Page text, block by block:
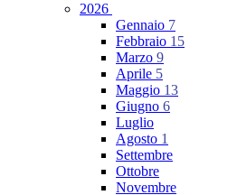
2026
Gennaio 7
Febbraio 15
Marzo 9
Aprile 5
Maggio 13
Giugno 6
Luglio
Agosto 1
Settembre
Ottobre
Novembre